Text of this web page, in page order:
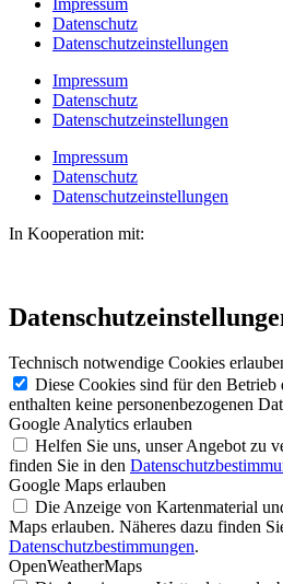
Datenschutz
Datenschutzeinstellungen
Impressum
Datenschutz
Datenschutzeinstellungen
Impressum
Datenschutz
Datenschutzeinstellungen
In Kooperation mit:
Technisch notwendige Cookies
Diese Cookies sind für den Betrieb
enthalten keine personenbezogenen
Google Analytics erlauben
Helfen Sie uns, unser Angebot zu
finden Sie in den
Google Maps erlauben
Die Anzeige von Kartenmaterial
Maps erlauben. Näheres dazu finden
Datenschutzbestimmungen.
OpenWeatherMaps